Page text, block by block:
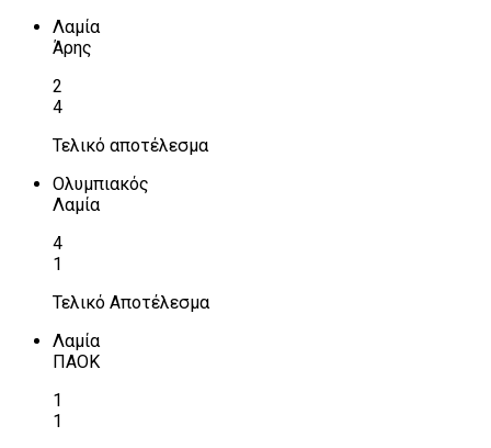
Λαμία
Άρης
2
4
Τελικό αποτέλεσμα
Ολυμπιακός
Λαμία
4
1
Τελικό Αποτέλεσμα
Λαμία
ΠΑΟΚ
1
1